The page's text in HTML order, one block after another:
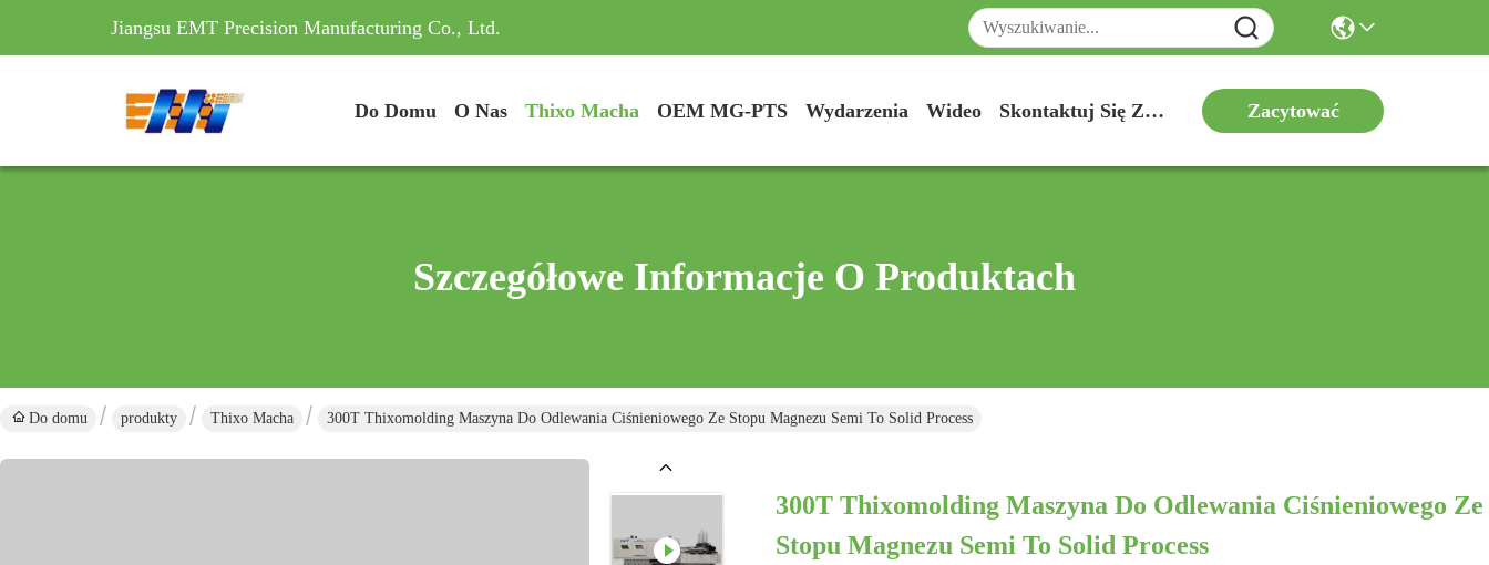
Jiangsu EMT Precision Manufacturing Co., Ltd.
Do Domu O Nas Thixo Macha OEM MG-PTS Wydarzenia Wideo Skontaktuj Się Z Nami Zacytować
Szczegółowe Informacje O Produktach
Do domu produkty Thixo Macha 300T Thixomolding Maszyna Do Odlewania Ciśnieniowego Ze Stopu Magnezu Semi To Solid Process
300T Thixomolding Maszyna Do Odlewania Ciśnieniowego Ze
Stopu Magnezu Semi To Solid Process